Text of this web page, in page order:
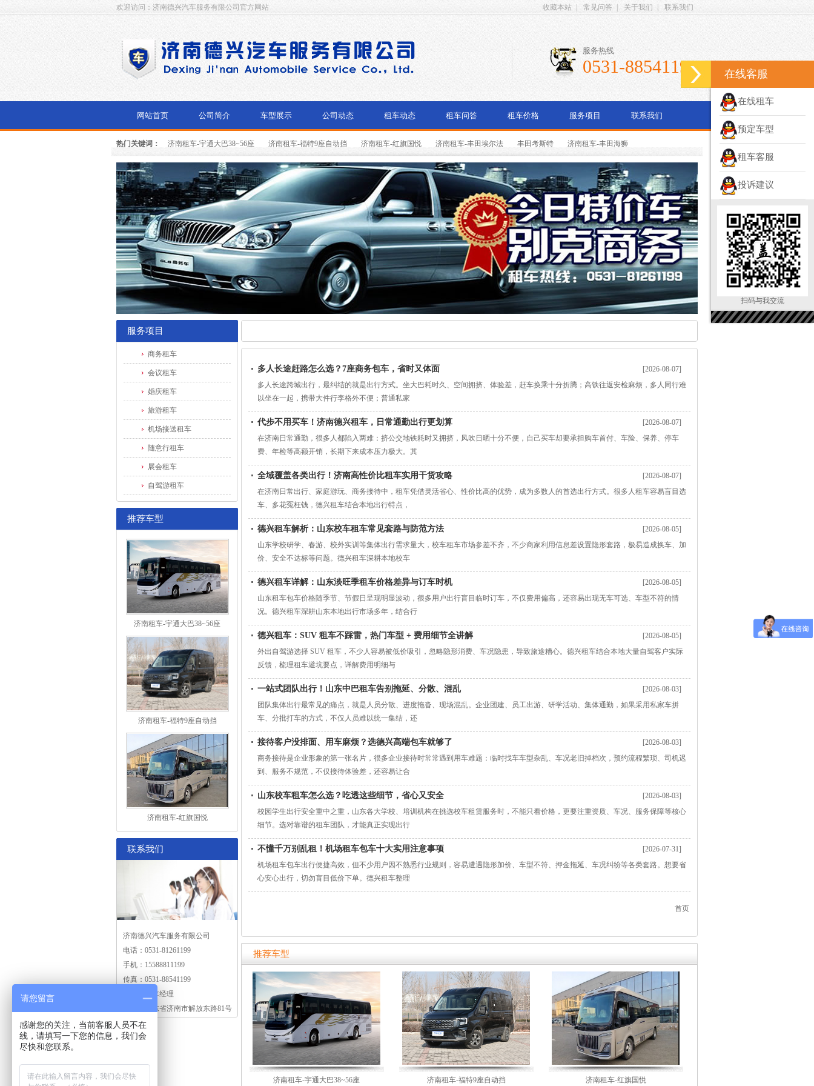
欢迎访问：济南德兴汽车服务有限公司官方网站 收藏本站 常见问答 关于我们 联系我们
服务热线
0531-88541199
网站首页 公司简介 车型展示 公司动态 租车动态 租车问答 租车价格 服务项目 联系我们
热门关键词： 济南租车-宇通大巴38~56座 济南租车-福特9座自动挡 济南租车-红旗国悦 济南租车-丰田埃尔法 丰田考斯特 济南租车-丰田海狮
多人长途赶路怎么选？7座商务包车，省时又体面
[2026-08-07]
多人长途跨城出行，最纠结的就是出行方式。坐大巴耗时久、空间拥挤、体验差，赶车换乘十分折腾；高铁往返安检麻烦，多人同行难
以坐在一起，携带大件行李格外不便；普通私家
代步不用买车！济南德兴租车，日常通勤出行更划算
[2026-08-07]
在济南日常通勤，很多人都陷入两难：挤公交地铁耗时又拥挤，风吹日晒十分不便，自己买车却要承担购车首付、车险、保养、停车
费、年检等高额开销，长期下来成本压力极大。其
全域覆盖各类出行！济南高性价比租车实用干货攻略
[2026-08-07]
在济南日常出行、家庭游玩、商务接待中，租车凭借灵活省心、性价比高的优势，成为多数人的首选出行方式。很多人租车容易盲目选
车、多花冤枉钱，德兴租车结合本地出行特点，
德兴租车解析：山东校车租车常见套路与防范方法
[2026-08-05]
山东学校研学、春游、校外实训等集体出行需求量大，校车租车市场参差不齐，不少商家利用信息差设置隐形套路，极易造成换车、加
价、安全不达标等问题。德兴租车深耕本地校车
德兴租车详解：山东淡旺季租车价格差异与订车时机
[2026-08-05]
山东租车包车价格随季节、节假日呈现明显波动，很多用户出行盲目临时订车，不仅费用偏高，还容易出现无车可选、车型不符的情
况。德兴租车深耕山东本地出行市场多年，结合行
德兴租车：SUV 租车不踩雷，热门车型 + 费用细节全讲解
[2026-08-05]
外出自驾游选择 SUV 租车，不少人容易被低价吸引，忽略隐形消费、车况隐患，导致旅途糟心。德兴租车结合本地大量自驾客户实际
反馈，梳理租车避坑要点，详解费用明细与
一站式团队出行！山东中巴租车告别拖延、分散、混乱
[2026-08-03]
团队集体出行最常见的痛点，就是人员分散、进度拖沓、现场混乱。企业团建、员工出游、研学活动、集体通勤，如果采用私家车拼
车、分批打车的方式，不仅人员难以统一集结，还
接待客户没排面、用车麻烦？选德兴高端包车就够了
[2026-08-03]
商务接待是企业形象的第一张名片，很多企业接待时常常遇到用车难题：临时找车车型杂乱、车况老旧掉档次，预约流程繁琐、司机迟
到、服务不规范，不仅接待体验差，还容易让合
山东校车租车怎么选？吃透这些细节，省心又安全
[2026-08-03]
校园学生出行安全重中之重，山东各大学校、培训机构在挑选校车租赁服务时，不能只看价格，更要注重资质、车况、服务保障等核心
细节。选对靠谱的租车团队，才能真正实现出行
不懂千万别乱租！机场租车包车十大实用注意事项
[2026-07-31]
机场租车包车出行便捷高效，但不少用户因不熟悉行业规则，容易遭遇隐形加价、车型不符、押金拖延、车况纠纷等各类套路。想要省
心安心出行，切勿盲目低价下单。德兴租车整理
首页
推荐车型
济南租车-宇通大巴38~56座 济南租车-福特9座自动挡 济南租车-红旗国悦
服务项目
商务租车
会议租车
婚庆租车
旅游租车
机场接送租车
随意行租车
展会租车
自驾游租车
推荐车型
济南租车-宇通大巴38~56座
济南租车-福特9座自动挡
济南租车-红旗国悦
联系我们
济南德兴汽车服务有限公司
电话：0531-81261199
手机：15588811199
传真：0531-88541199
联系人：李经理
地址：山东省济南市解放东路81号
在线客服
在线租车
预定车型
租车客服
投诉建议
扫码与我交流
请您留言
感谢您的关注，当前客服人员不在
线，请填写一下您的信息，我们会
尽快和您联系。